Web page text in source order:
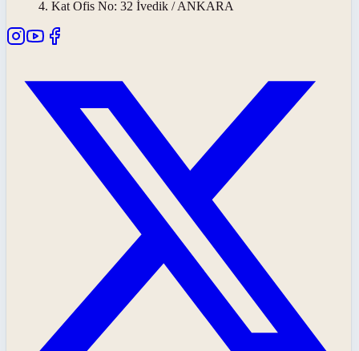
4. Kat Ofis No: 32 İvedik / ANKARA